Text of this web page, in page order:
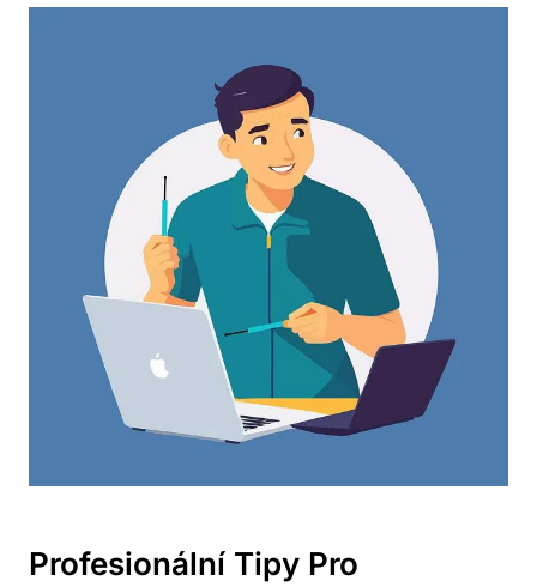
Profesionální Tipy Pro